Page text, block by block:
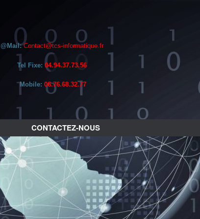
@Mail: Contact@tcs-informatique.fr
Tel Fixe: 04.94.37.73.56
Mobile: 06.76.68.32.77
CONTACTEZ-NOUS